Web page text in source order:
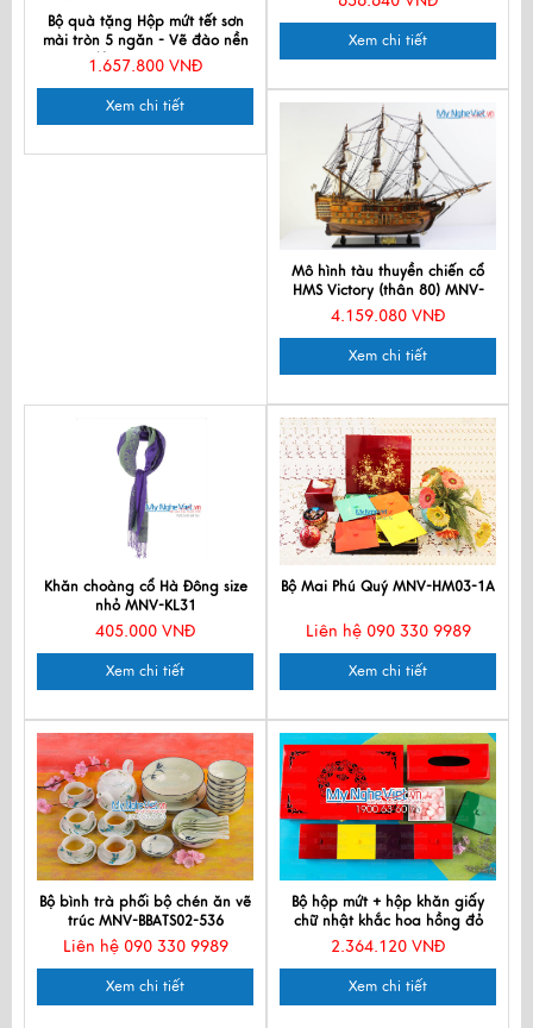
Bộ quà tặng Hộp mứt tết sơn
mài tròn 5 ngăn - Vẽ đào nền
đỏ QTTBLT-Da-3
1.657.800 VNĐ
Xem chi tiết
Xem chi tiết
Mô hình tàu thuyền chiến cổ
HMS Victory (thân 80) MNV-
TB32
4.159.080 VNĐ
Xem chi tiết
Bộ Mai Phú Quý MNV-HM03-1A
Liên hệ 090 330 9989
Xem chi tiết
Khăn choàng cổ Hà Đông size
nhỏ MNV-KL31
405.000 VNĐ
Xem chi tiết
Bộ hộp mứt + hộp khăn giấy
chữ nhật khắc hoa hồng đỏ
tươi MNV-QT011
2.364.120 VNĐ
Xem chi tiết
Bộ bình trà phối bộ chén ăn vẽ
trúc MNV-BBATS02-536
Liên hệ 090 330 9989
Xem chi tiết